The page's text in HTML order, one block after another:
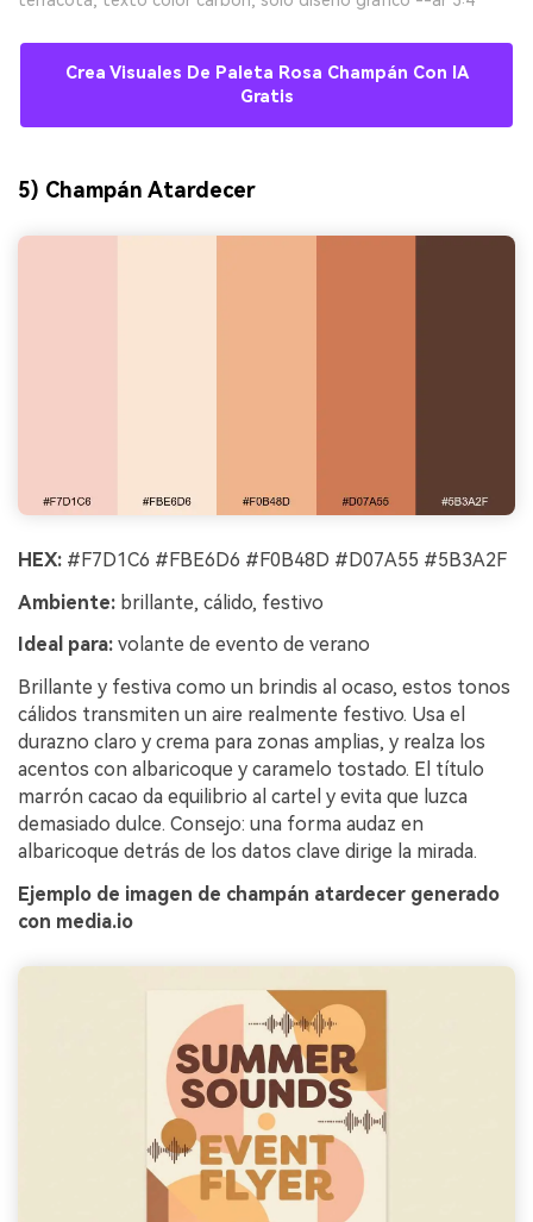
Crea Visuales De Paleta Rosa Champán Con IA
Gratis
5) Champán Atardecer
HEX: #F7D1C6 #FBE6D6 #F0B48D #D07A55 #5B3A2F
Ambiente: brillante, cálido, festivo
Ideal para: volante de evento de verano
Brillante y festiva como un brindis al ocaso, estos tonos
cálidos transmiten un aire realmente festivo. Usa el
durazno claro y crema para zonas amplias, y realza los
acentos con albaricoque y caramelo tostado. El título
marrón cacao da equilibrio al cartel y evita que luzca
demasiado dulce. Consejo: una forma audaz en
albaricoque detrás de los datos clave dirige la mirada.
Ejemplo de imagen de champán atardecer generado
con media.io